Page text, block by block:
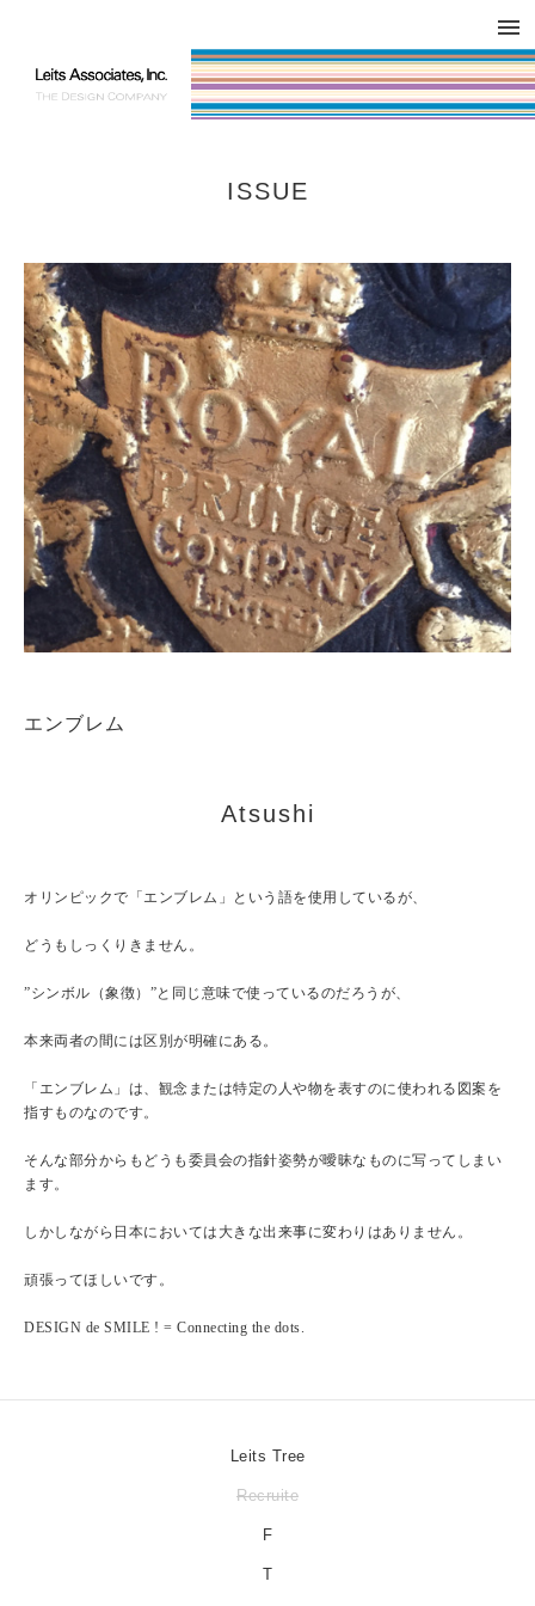
ISSUE
エンブレム
Atsushi
オリンピックで「エンブレム」という語を使用しているが、
どうもしっくりきません。
”シンボル（象徴）”と同じ意味で使っているのだろうが、
本来両者の間には区別が明確にある。
「エンブレム」は、観念または特定の人や物を表すのに使われる図案を
指すものなのです。
そんな部分からもどうも委員会の指針姿勢が曖昧なものに写ってしまい
ます。
しかしながら日本においては大きな出来事に変わりはありません。
頑張ってほしいです。
DESIGN de SMILE ! = Connecting the dots.
Leits Tree
Recruite
F
T